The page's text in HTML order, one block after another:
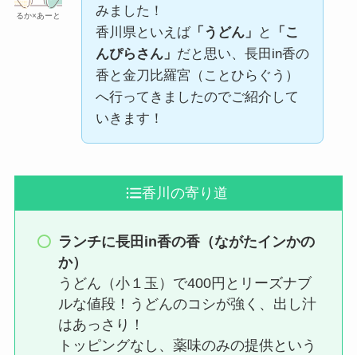
るか×あーと
みました！
香川県といえば「うどん」 と
「こ
んぴらさん」 だと思い、長田in香の
香と金刀比羅宮（ことひらぐう）
へ行ってきましたのでご紹介して
いきます！
香川の寄り道
ランチに長田in香の香（ながたインかの
か）
うどん（小１玉）で400円とリーズナブ
ルな値段！うどんのコシが強く、出し汁
はあっさり！
トッピングなし、薬味のみの提供という